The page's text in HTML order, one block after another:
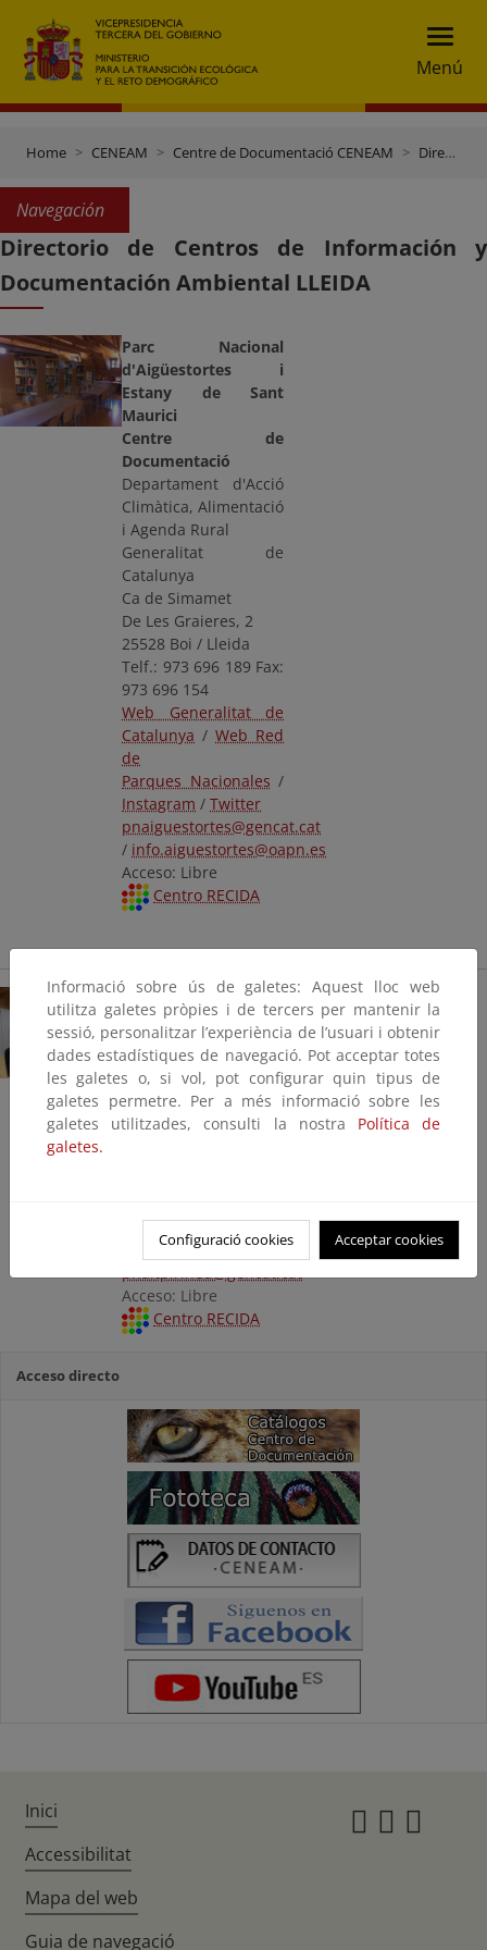
Menú
Home CENEAM Centre de Documentació CENEAM Directori Centres de documentació
Navegación
Directorio de Centros de Información y
Documentación Ambiental LLEIDA
Parc Nacional
d'Aigüestortes i
Estany de Sant
Maurici
Centre de
Documentació
Departament d'Acció
Climàtica, Alimentació
i Agenda Rural
Generalitat de
Catalunya
Ca de Simamet
De Les Graieres, 2
25528 Boi / Lleida
Telf.: 973 696 189 Fax:
973 696 154
Web Generalitat de
Catalunya /Web Red
de
Parques Nacionales /
Instagram / Twitter
pnaiguestortes@gencat.cat
/ info.aiguestortes@oapn.es
Acceso: Libre
Centro RECIDA
Parc Natural de l'Alt
Pirineu
Departament d'Acció
Climàtica, Alimentació
i Agenda Rural
Generalitat de
Catalunya
Fax: 973 622 070
/Facebook/Twitter YouTube/ Instagram
pnaltpirineu@gencat.cat
Acceso: Libre
Centro RECIDA
Acceso directo
Informació sobre ús de galetes: Aquest lloc web
utilitza galetes pròpies i de tercers per mantenir la
sessió, personalitzar l’experiència de l’usuari i obtenir
dades estadístiques de navegació. Pot acceptar totes
les galetes o, si vol, pot configurar quin tipus de
galetes permetre. Per a més informació sobre les
galetes utilitzades, consulti la nostra Política de
galetes.
Configuració cookies Acceptar cookies
Inici
Accessibilitat
Mapa del web
Guia de navegació